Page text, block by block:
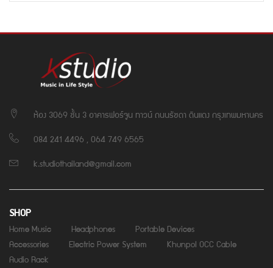
ห้อง 3069 ชั้น 3 อาคารฟอร์จูน ทาวน์ ถนนรัชดา ดินแดง กรุงเทพมหานคร
084 241 4496 , 064 749 6565
k.studiothailand@gmail.com
SHOP
Home Music Headphones
Portable Devices
Accessories
Electric Power System
Khunpol OCC Cable
Audio Rack